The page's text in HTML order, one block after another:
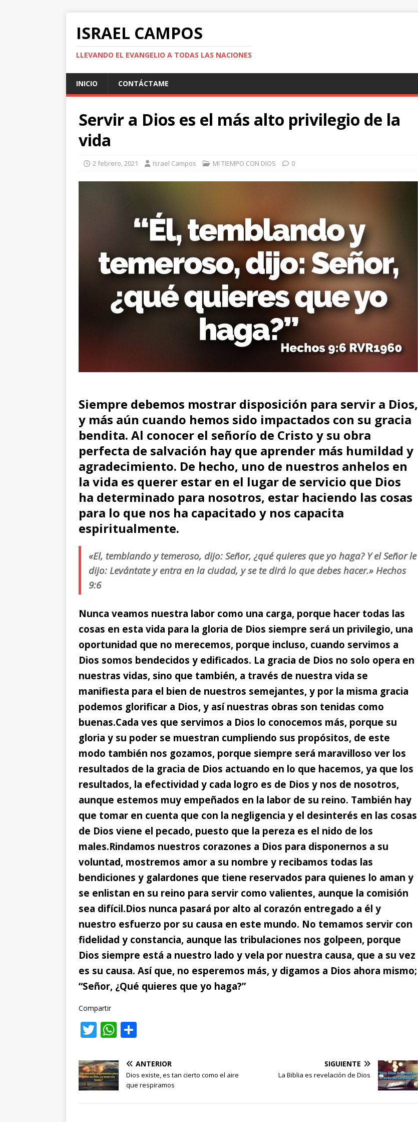
ISRAEL CAMPOS
LLEVANDO EL EVANGELIO A TODAS LAS NACIONES
INICIO CONTÁCTAME
Servir a Dios es el más alto privilegio de la
vida
2 febrero, 2021 Israel Campos MI TIEMPO CON DIOS 0
Siempre debemos mostrar disposición para servir a Dios,
y más aún cuando hemos sido impactados con su gracia
bendita. Al conocer el señorío de Cristo y su obra
perfecta de salvación hay que aprender más humildad y
agradecimiento. De hecho, uno de nuestros anhelos en
la vida es querer estar en el lugar de servicio que Dios
ha determinado para nosotros, estar haciendo las cosas
para lo que nos ha capacitado y nos capacita
espiritualmente.
«El, temblando y temeroso, dijo: Señor, ¿qué quieres que yo haga? Y el Señor le
dijo: Levántate y entra en la ciudad, y se te dirá lo que debes hacer.» Hechos
9:6
Nunca veamos nuestra labor como una carga, porque hacer todas las
cosas en esta vida para la gloria de Dios siempre será un privilegio, una
oportunidad que no merecemos, porque incluso, cuando servimos a
Dios somos bendecidos y edificados. La gracia de Dios no solo opera en
nuestras vidas, sino que también, a través de nuestra vida se
manifiesta para el bien de nuestros semejantes, y por la misma gracia
podemos glorificar a Dios, y así nuestras obras son tenidas como
buenas.Cada ves que servimos a Dios lo conocemos más, porque su
gloria y su poder se muestran cumpliendo sus propósitos, de este
modo también nos gozamos, porque siempre será maravilloso ver los
resultados de la gracia de Dios actuando en lo que hacemos, ya que los
resultados, la efectividad y cada logro es de Dios y nos de nosotros,
aunque estemos muy empeñados en la labor de su reino. También hay
que tomar en cuenta que con la negligencia y el desinterés en las cosas
de Dios viene el pecado, puesto que la pereza es el nido de los
males.Rindamos nuestros corazones a Dios para disponernos a su
voluntad, mostremos amor a su nombre y recibamos todas las
bendiciones y galardones que tiene reservados para quienes lo aman y
se enlistan en su reino para servir como valientes, aunque la comisión
sea difícil.Dios nunca pasará por alto al corazón entregado a él y
nuestro esfuerzo por su causa en este mundo. No temamos servir con
fidelidad y constancia, aunque las tribulaciones nos golpeen, porque
Dios siempre está a nuestro lado y vela por nuestra causa, que a su vez
es su causa. Así que, no esperemos más, y digamos a Dios ahora mismo;
“Señor, ¿Qué quieres que yo haga?”
Compartir
T
it
te
r
W
at
s
A
m
p
ar
ANTERIOR
Dios existe, es tan cierto como el aire
que respiramos
SIGUIENTE
La Biblia es revelación de Dios